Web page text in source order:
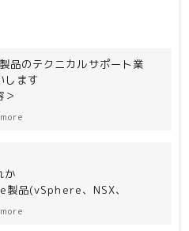
品のテクニカルサポート業
します
＞
）仕様に関する技術的な
ザの環境に該当するKBや脆
提供
more
か
製品(vSphere、NSX、
more